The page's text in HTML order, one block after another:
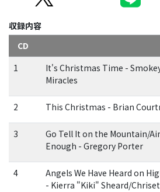
収録内容
CD
1
It's Christmas Time -
Miracles
2 This Christmas - Brian
3
Go Tell It on the Mountain/
Enough - Gregory Porter
4
Angels We Have Heard on
- Kierra "Kiki" Sheard/